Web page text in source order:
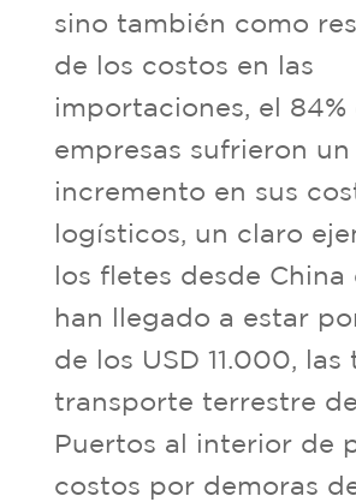
sino también como
de los costos en las
importaciones, el 84%
empresas sufrieron un
incremento en sus
logísticos, un claro
los fletes desde China
han llegado a estar
de los USD 11.000, las
transporte terrestre
Puertos al interior de
costos por demoras